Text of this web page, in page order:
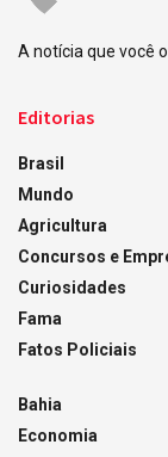
A notícia que você
Editorias
Brasil
Mundo
Agricultura
Concursos e
Curiosidades
Fama
Fatos Policiais
Bahia
Economia